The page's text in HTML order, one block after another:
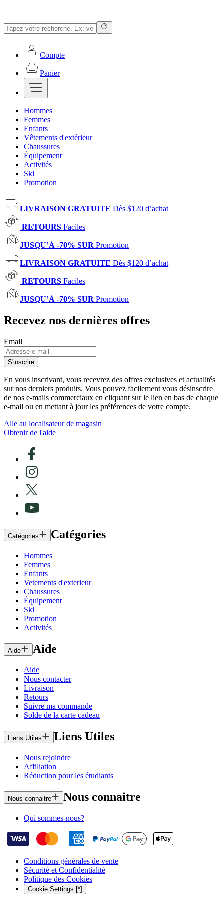
Compte
Panier
Hommes
Femmes
Enfants
Vêtements d'extérieur
Chaussures
Équipement
Activités
Ski
Promotion
LIVRAISON GRATUITE Dès $120 d’achat
RETOURS Faciles
JUSQU’À -70% SUR Promotion
LIVRAISON GRATUITE Dès $120 d’achat
RETOURS Faciles
JUSQU’À -70% SUR Promotion
Recevez nos dernières offres
Email
S'inscrire
En vous inscrivant, vous recevrez des offres exclusives et actualités
sur nos derniers produits. Vous pouvez facilement vous désinscrire
de nos e-mails commerciaux en cliquant sur le lien en bas de chaque
e-mail ou en mettant à jour les préférences de votre compte.
Alle au localisateur de magasin
Obtenir de l'aide
Catégories Catégories
Hommes
Femmes
Enfants
Vetements d'exterieur
Chaussures
Équipement
Ski
Promotion
Activités
Aide Aide
Aide
Nous contacter
Livraison
Retours
Suivre ma commande
Solde de la carte cadeau
Liens Utiles Liens Utiles
Nous rejoindre
Affiliation
Réduction pour les étudiants
Nous connaitre Nous connaitre
Qui sommes-nous?
Conditions générales de vente
Sécurité et Confidentialité
Politique des Cookies
Cookie Settings [*]